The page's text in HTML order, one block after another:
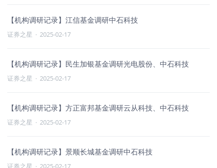
【机构调研记录】江信基金调研中石科技
证券之星 · 2025-02-17
【机构调研记录】民生加银基金调研光电股份、中石科技
证券之星 · 2025-02-17
【机构调研记录】方正富邦基金调研云从科技、中石科技
证券之星 · 2025-02-17
【机构调研记录】景顺长城基金调研中石科技
证券之星 · 2025-02-17